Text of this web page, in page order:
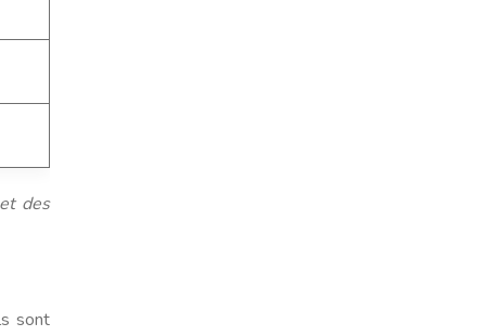
des
sont